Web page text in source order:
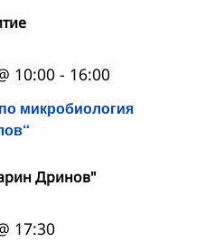
микробиология
10:00 - 16:00
Дринов"
17:30